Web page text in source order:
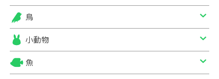
鳥
小動物
魚